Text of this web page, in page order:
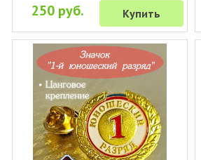
250 руб. Купить